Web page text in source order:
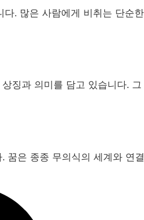
. 많은 사람에게 비취는 단순
징과 의미를 담고 있습니다.
꿈은 종종 무의식의 세계와 연